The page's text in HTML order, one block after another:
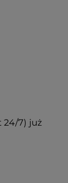
24/7) już